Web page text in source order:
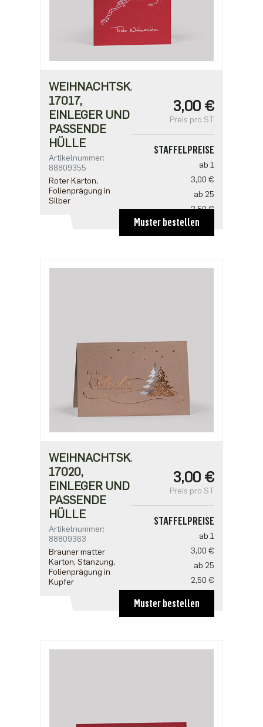
WEIHNACHTSKARTE
17017,
EINLEGER UND
PASSENDE
HÜLLE
Artikelnummer:
88809355
Roter Karton,
Folienprägung in
Silber
3,00 €
Preis pro ST
STAFFELPREISE
ab 1
3,00 €
ab 25
2,50 €
ab 100
2,18 €
1,91 €
Muster bestellen
WEIHNACHTSKARTE
17020,
EINLEGER UND
PASSENDE
HÜLLE
Artikelnummer:
88809363
Brauner matter
Karton, Stanzung,
Folienprägung in
Kupfer
3,00 €
Preis pro ST
STAFFELPREISE
ab 1
3,00 €
ab 25
2,50 €
2,18 €
Muster bestellen